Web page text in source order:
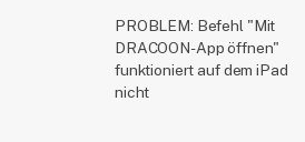
PROBLEM: Befehl "Mit
DRACOON-App öffnen"
funktioniert auf dem iPad
nicht